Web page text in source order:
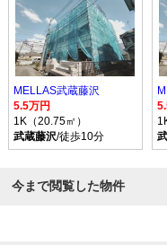
MELLAS武蔵藤沢
5.5万円
1K（20.75㎡）
武蔵藤沢/徒歩10分
今まで閲覧した物件